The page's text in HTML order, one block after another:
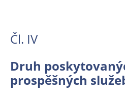
Čl. IV
Druh
prospěšných